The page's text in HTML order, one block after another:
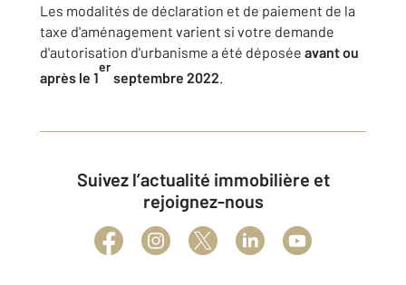
Les modalités de déclaration et de paiement de la
taxe d'aménagement varient si votre demande
d'autorisation d'urbanisme a été déposée avant ou
après le 1
er
septembre 2022.
Suivez l’actualité immobilière et
rejoignez-nous